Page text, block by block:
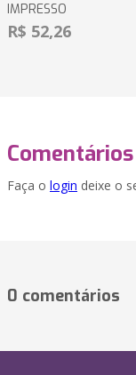
IMPRESSO
R$ 52,26
Comentários
Faça o login deixe o
0 comentários